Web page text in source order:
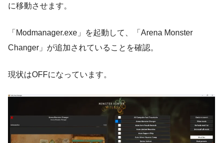
に移動させます。
「Modmanager.exe」を起動して、「Arena Monster
Changer」が追加されていることを確認。
現状はOFFになっています。